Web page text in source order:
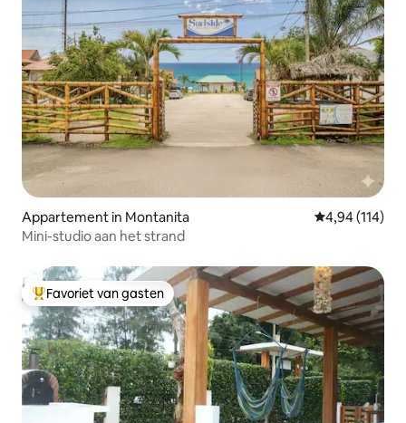
Appartement in Montanita Gemiddelde
4,94 (114)
Mini-studio aan het strand
Topfavoriet van gasten
Favoriet van gasten